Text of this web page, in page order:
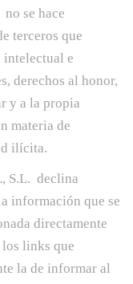
se hace
terceros que
intelectual e
derechos al honor,
y a la propia
materia de
ilícita.
S.L. declina
información que se
directamente
links que
la de informar al